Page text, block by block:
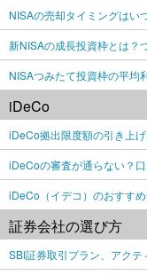
NISAの売却タイミングはい
新NISAの成長投資枠とは？
NISAつみたて投資枠の平均
iDeCo
iDeCo拠出限度額の引き上
iDeCoの審査が通らない？
iDeCo（イデコ）のおすす
証券会社の選び方
SBI証券取引プラン、アク